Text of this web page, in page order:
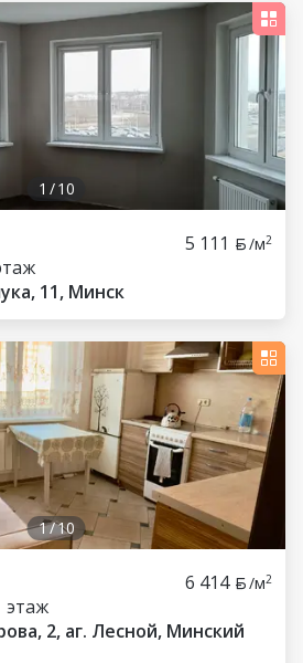
1 /10
5 111 /м2
11, Минск
1/10
6 414 /м2
этаж
2, аг. Лесной, Минский